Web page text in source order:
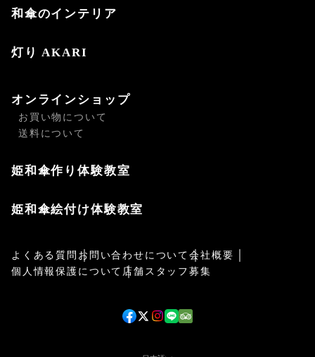
和傘のインテリア
灯り AKARI
オンラインショップ
お買い物について
送料について
姫和傘作り体験教室
姫和傘絵付け体験教室
よくある質問 お問い合わせについて会社概要
個人情報保護について 店舗スタッフ募集